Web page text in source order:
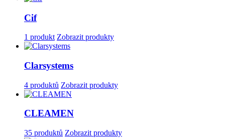
Cif
1 produkt Zobrazit produkty
Clarsystems
4 produktů Zobrazit produkty
CLEAMEN
35 produktů Zobrazit produkty